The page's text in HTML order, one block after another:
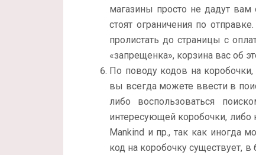
магазины просто не дадут
стоят ограничения по
пролистать до страницы с
«запрещенка», корзина вас об
По поводу кодов на
вы всегда можете ввести в
либо воспользоваться
интересующей коробочки, либо
Mankind и пр., так как иногда
код на коробочку существует, в